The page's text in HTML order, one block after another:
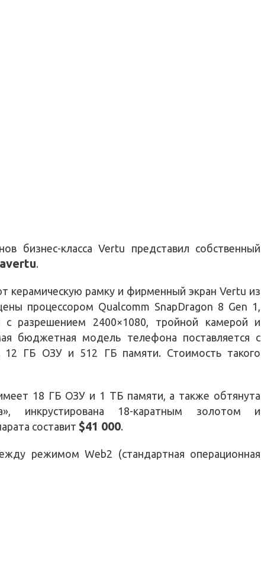
бизнес-класса Vertu представил собственный
.
керамическую рамку и фирменный экран Vertu из
процессором Qualcomm SnapDragon 8 Gen 1,
разрешением 2400×1080, тройной камерой и
бюджетная модель телефона поставляется с
12 ГБ ОЗУ и 512 ГБ памяти. Стоимость такого
18 ГБ ОЗУ и 1 ТБ памяти, а также обтянута
инкрустирована 18-каратным золотом и
составит $41 000.
режимом Web2 (стандартная операционная